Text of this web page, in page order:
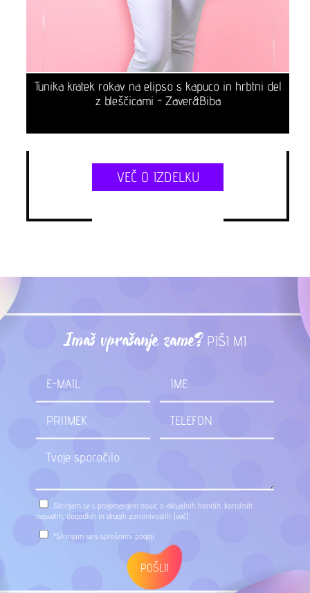
Tunika kratek rokav na elipso s kapuco in hrbtni del
z bleščicami - Zaver&Biba
VEČ O IZDELKU
Imaš vprašanje zame? PIŠI MI
Strinjam se s prejemanjem novic o aktualnih trendih, koristnih
nasvetih, dogodkih in drugih zanimivostih. (več)
*Strinjam se s splošnimi pogoji
POŠLJI